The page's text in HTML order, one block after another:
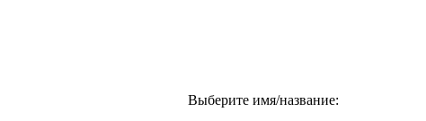
Выберите имя/название: